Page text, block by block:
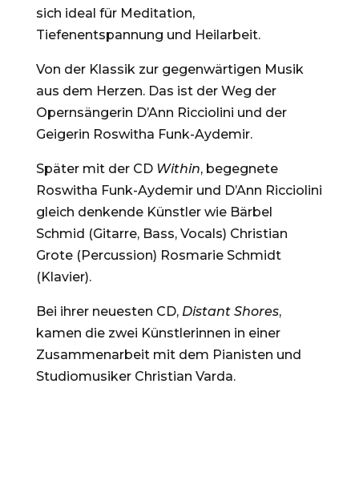
sich ideal für Meditation,
Tiefenentspannung und Heilarbeit.
Von der Klassik zur gegenwärtigen Musik
aus dem Herzen. Das ist der Weg der
Opernsängerin D’Ann Ricciolini und der
Geigerin Roswitha Funk-Aydemir.
Später mit der CD Within, begegnete
Roswitha Funk-Aydemir und D’Ann Ricciolini
gleich denkende Künstler wie Bärbel
Schmid (Gitarre, Bass, Vocals) Christian
Grote (Percussion) Rosmarie Schmidt
(Klavier).
Bei ihrer neuesten CD, Distant Shores,
kamen die zwei Künstlerinnen in einer
Zusammenarbeit mit dem Pianisten und
Studiomusiker Christian Varda.